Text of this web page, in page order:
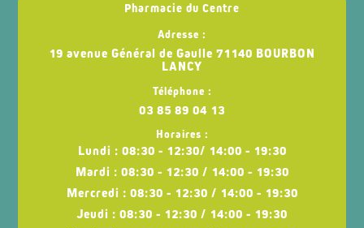
Pharmacie du Centre
Adresse :
19 avenue Général de Gaulle 71140 BOURBON
LANCY
Téléphone :
03 85 89 04 13
Horaires :
Lundi : 08:30 - 12:30/ 14:00 - 19:30
Mardi : 08:30 - 12:30 / 14:00 - 19:30
Mercredi : 08:30 - 12:30 / 14:00 - 19:30
Jeudi : 08:30 - 12:30 / 14:00 - 19:30